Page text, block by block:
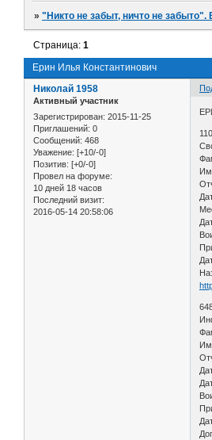
»"Никто не забыт, ничто не забыто".
Ерин Илья Константинович
Страница:1
Николай 1958
Активный участник
Зарегистрирован: 2015-11-25
Приглашений: 0
Сообщений: 468
Уважение: [+10/-0]
Позитив: [+0/-0]
Провел на форуме:
10 дней 18 часов
Последний визит:
2016-05-14 20:58:06